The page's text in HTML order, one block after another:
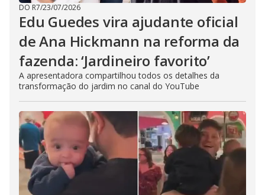
DO R7/23/07/2026
Edu Guedes vira ajudante oficial
de Ana Hickmann na reforma da
fazenda: ‘Jardineiro favorito’
A apresentadora compartilhou todos os detalhes da
transformação do jardim no canal do YouTube